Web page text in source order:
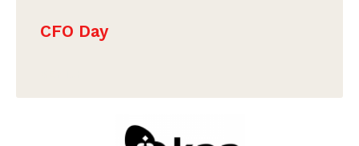
CFO Day